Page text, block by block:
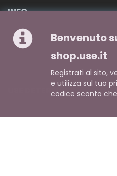
INFO
Chi siamo
Pagamento
USE DETERSIVI
Benvenuto
shop.use.it
Registrati al sito,
e utilizza sul tuo
codice sconto